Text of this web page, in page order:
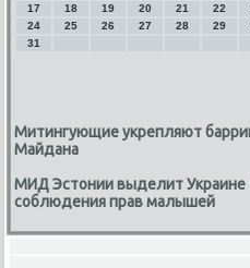
17
18 19 20 21 22
24
25 26 27 28 29
31
Митингующие укрепляют
Майдана
МИД Эстонии выделит Украине
соблюдения прав малышей